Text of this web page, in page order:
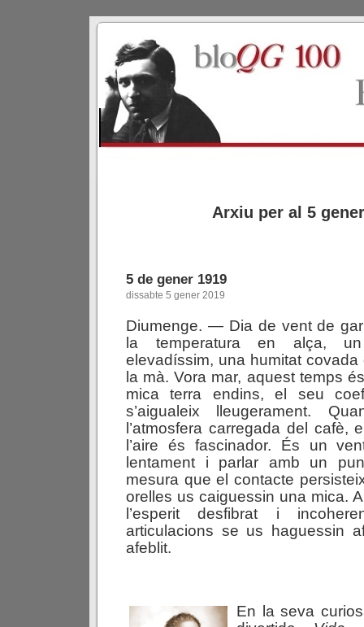
Arxiu per al 5
5 de gener 1919
dissabte 5 gener 2019
Diumenge. — Dia de vent de
la temperatura en alça, un
elevadíssim, una humitat
la mà. Vora mar, aquest temps
mica terra endins, el seu
s’aigualeix lleugerament.
l’atmosfera carregada del cafè,
l’aire és fascinador. És un
lentament i parlar amb un
mesura que el contacte
orelles us caiguessin una mica.
l’esperit desfibrat i
articulacions se us haguessin
afeblit.
En
la seva